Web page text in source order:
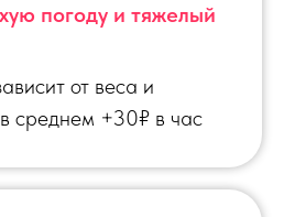
погоду и тяжелый
от веса и
в среднем +30₽ в час